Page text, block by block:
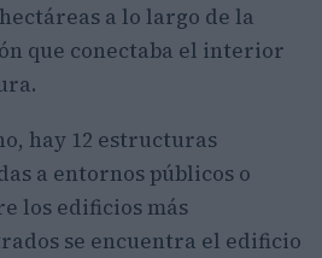
a lo largo de la
que conectaba el interior
hay 12 estructuras
a entornos públicos o
los edificios más
se encuentra el edificio